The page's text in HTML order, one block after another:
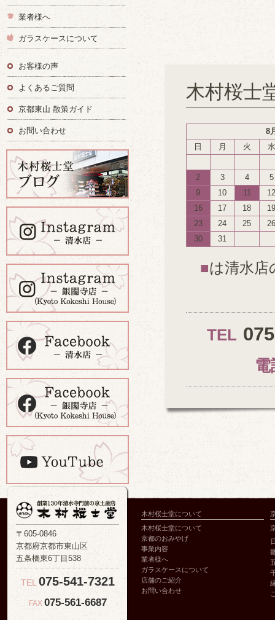
木村桜士
8
日
月 火 水
2 3 4
5
9
10 11
12
16
17 18
19
23
24 25
26
30
31
■は清水店
TEL
電
業者様へ
ガラスケースについて
お客様の声
よくあるご質問
京都東山 散策ガイド
お問い合わせ
〒605-0846
京都府京都市東山区
五条橋東6丁目538
TEL 075-541-7321
FAX 075-561-6687
木村桜士堂について
木村桜士堂について
京都のおみやげ
事業内容
業者様へ
ガラスケースについて
店舗のご紹介
お問い合わせ